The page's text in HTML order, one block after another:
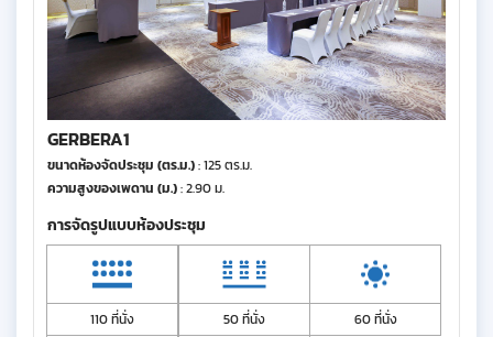
GERBERA1
ขนาดห้องจัดประชุม (ตร.ม.): 125 ตร.ม.
ความสูงของเพดาน (ม.): 2.90 ม.
การจัดรูปแบบห้องประชุม
110 ที่นั่ง 50 ที่นั่ง 60 ที่นั่ง